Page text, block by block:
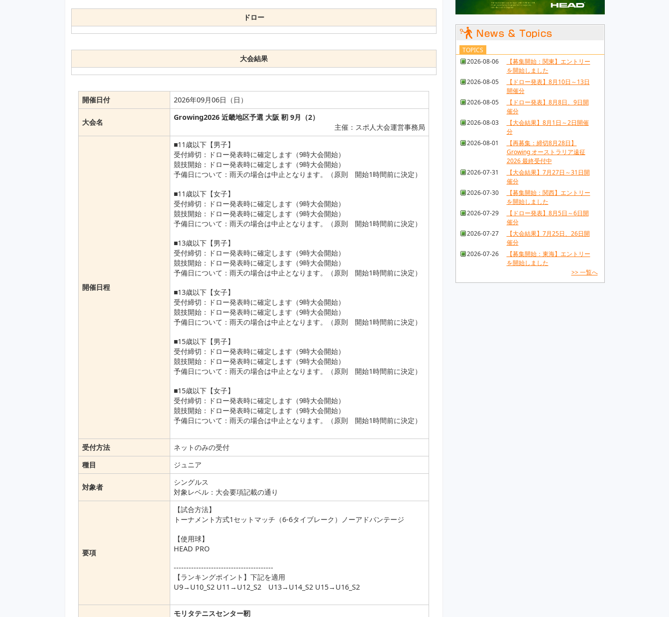
ドロー
大会結果
開催日付 2026年09月06日（日）
大会名
Growing2026 近畿地区予選 大阪 靭 9月（2）
主催：スポ人大会運営事務局
開催日程
■11歳以下【男子】
受付締切：ドロー発表時に確定します（9時大会開始）
競技開始：ドロー発表時に確定します（9時大会開始）
予備日について：雨天の場合は中止となります。（原則 開始1時間前に決定）
■11歳以下【女子】
受付締切：ドロー発表時に確定します（9時大会開始）
競技開始：ドロー発表時に確定します（9時大会開始）
予備日について：雨天の場合は中止となります。（原則 開始1時間前に決定）
■13歳以下【男子】
受付締切：ドロー発表時に確定します（9時大会開始）
競技開始：ドロー発表時に確定します（9時大会開始）
予備日について：雨天の場合は中止となります。（原則 開始1時間前に決定）
■13歳以下【女子】
受付締切：ドロー発表時に確定します（9時大会開始）
競技開始：ドロー発表時に確定します（9時大会開始）
予備日について：雨天の場合は中止となります。（原則 開始1時間前に決定）
■15歳以下【男子】
受付締切：ドロー発表時に確定します（9時大会開始）
競技開始：ドロー発表時に確定します（9時大会開始）
予備日について：雨天の場合は中止となります。（原則 開始1時間前に決定）
■15歳以下【女子】
受付締切：ドロー発表時に確定します（9時大会開始）
競技開始：ドロー発表時に確定します（9時大会開始）
予備日について：雨天の場合は中止となります。（原則 開始1時間前に決定）
受付方法
ネットのみの受付
種目
ジュニア
対象者
シングルス
対象レベル：大会要項記載の通り
要項
【試合方法】
トーナメント方式1セットマッチ（6-6タイブレーク）ノーアドバンテージ
【使用球】
HEAD PRO
----------------------------------------
【ランキングポイント】下記を適用
U9→U10_S2 U11→U12_S2 U13→U14_S2 U15→U16_S2
モリタテニスセンター靭
TOPICS
2026-08-06
【募集開始：関東】エントリー
を開始しました
2026-08-05
【ドロー発表】8月10日～13日
開催分
2026-08-05
【ドロー発表】8月8日、9日開
催分
2026-08-03
【大会結果】8月1日～2日開催
分
2026-08-01
【再募集：締切8月28日】
Growing オーストラリア遠征
2026 最終受付中
2026-07-31
【大会結果】7月27日～31日開
催分
2026-07-30
【募集開始：関西】エントリー
を開始しました
2026-07-29
【ドロー発表】8月5日～6日開
催分
2026-07-27
【大会結果】7月25日、26日開
催分
2026-07-26
【募集開始：東海】エントリー
を開始しました
>> 一覧へ